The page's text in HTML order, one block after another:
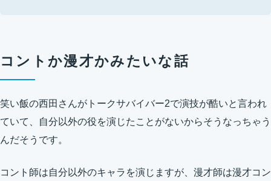
コントか漫才かみたいな話
笑い飯の西田さんがトークサバイバー2で演技が酷いと言われ
ていて、自分以外の役を演じたことがないからそうなっちゃう
んだそうです。
コント師は自分以外のキャラを演じますが、漫才師は漫才コン